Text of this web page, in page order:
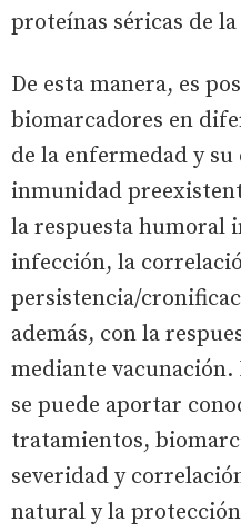
proteínas séricas de
De esta manera, es
biomarcadores en
de la enfermedad y
inmunidad
la respuesta humoral
infección, la
persistencia/
además, con la
mediante
se puede aportar
tratamientos,
severidad y
natural y la